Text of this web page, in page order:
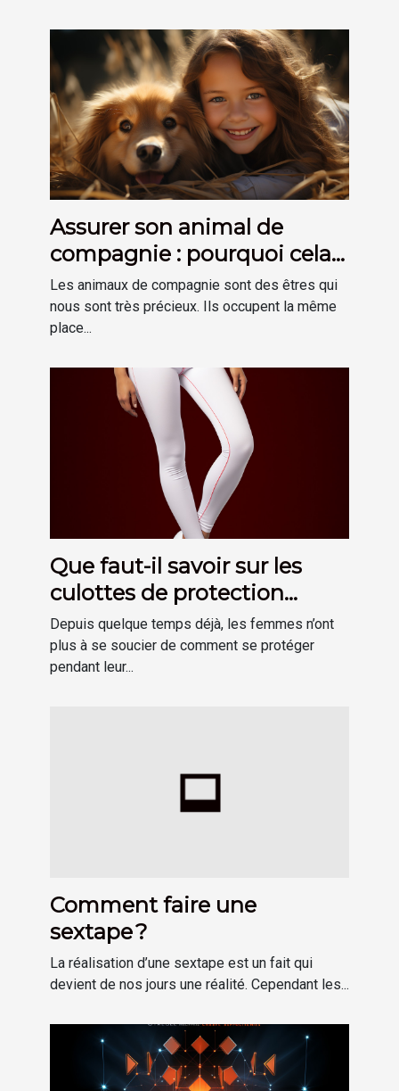
Assurer son animal de
compagnie : pourquoi cela
est-il important ?
Les animaux de compagnie sont des êtres qui
nous sont très précieux. Ils occupent la même
place...
Que faut-il savoir sur les
culottes de protection
hygiénique menstruelle ?
Depuis quelque temps déjà, les femmes n’ont
plus à se soucier de comment se protéger
pendant leur...
Comment faire une
sextape ?
La réalisation d’une sextape est un fait qui
devient de nos jours une réalité. Cependant les...